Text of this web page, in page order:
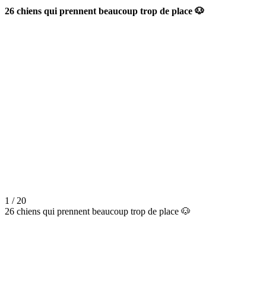
26 chiens qui prennent beaucoup trop de place 🐶
1 / 20
26 chiens qui prennent beaucoup trop de place 🐶